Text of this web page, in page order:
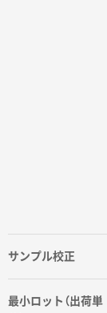
サンプル校正
最小ロット（出荷単